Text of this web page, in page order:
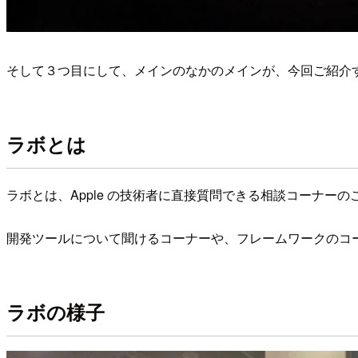
そして３つ目にして、メインのなかのメインが、今回ご紹介
ラボとは
ラボとは、Apple の技術者に直接質問できる相談コーナーの
開発ツールについて聞けるコーナーや、フレームワークの
ラボの様子